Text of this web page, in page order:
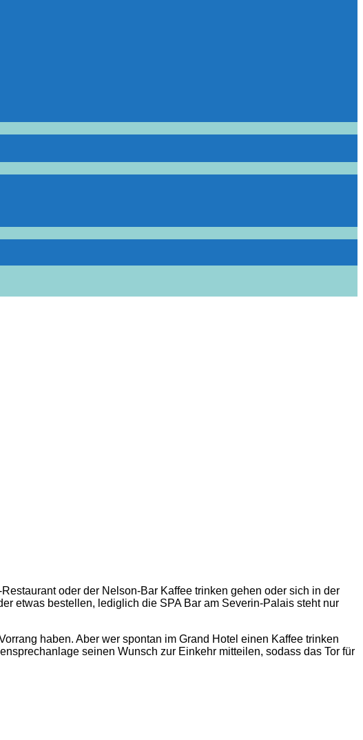
oder der Nelson-Bar Kaffee trinken gehen oder sich in der
etwas bestellen, lediglich die SPA Bar am Severin-Palais steht nur
haben. Aber wer spontan im Grand Hotel einen Kaffee trinken
seinen Wunsch zur Einkehr mitteilen, sodass das Tor für